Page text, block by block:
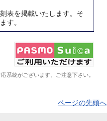
表を掲載いたします。そ
す。
系統がございます。ご注意下さい。
ページの先頭へ